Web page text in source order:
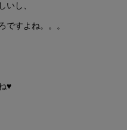
し、
ですよね。。。
♥